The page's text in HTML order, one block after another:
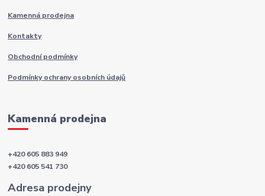
Kamenná prodejna
Kontakty
Obchodní podmínky
Podmínky ochrany osobních údajů
Kamenná prodejna
+420 605 883 949
+420 605 541 730
Adresa prodejny